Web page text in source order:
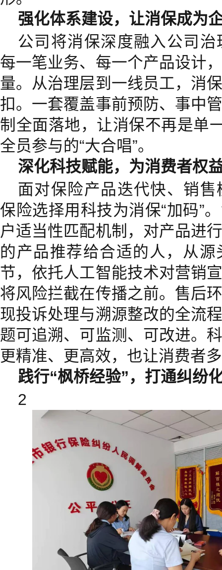
强化体系建设，让消保成为
公司将消保深度融入公司
每一笔业务、每一个产品设计
量。从治理层到一线员工，消
扣。一套覆盖事前预防、事中
制全面落地，让消保不再是单
全员参与的“大合唱”。
深化科技赋能，为消费者权
面对保险产品迭代快、销
保险选择用科技为消保“加码”
户适当性匹配机制，对产品进
的产品推荐给合适的人，从
节，依托人工智能技术对营销
将风险拦截在传播之前。售后
现投诉处理与溯源整改的全流
题可追溯、可监测、可改进。
更精准、更高效，也让消费者
践行“枫桥经验”，打通纠纷
2